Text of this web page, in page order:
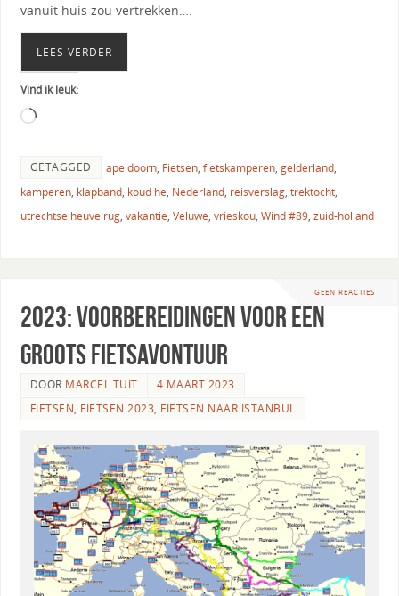
vanuit huis zou vertrekken….
LEES VERDER
Vind ik leuk:
GETAGGED apeldoorn, Fietsen, fietskamperen, gelderland,
kamperen, klapband, koud he, Nederland, reisverslag, trektocht,
utrechtse heuvelrug, vakantie, Veluwe, vrieskou, Wind #89, zuid-holland
GEEN REACTIES
2023: Voorbereidingen voor een
groots fietsavontuur
DOOR MARCEL TUIT
4 MAART 2023
FIETSEN, FIETSEN 2023, FIETSEN NAAR ISTANBUL